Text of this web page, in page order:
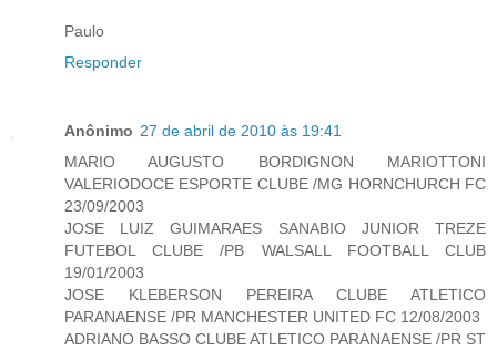
Paulo
Responder
Anônimo 27 de abril de 2010 às 19:41
MARIO AUGUSTO BORDIGNON MARIOTTONI
VALERIODOCE ESPORTE CLUBE /MG HORNCHURCH FC
23/09/2003
JOSE LUIZ GUIMARAES SANABIO JUNIOR TREZE
FUTEBOL CLUBE /PB WALSALL FOOTBALL CLUB
19/01/2003
JOSE KLEBERSON PEREIRA CLUBE ATLETICO
PARANAENSE /PR MANCHESTER UNITED FC 12/08/2003
ADRIANO BASSO CLUBE ATLETICO PARANAENSE /PR ST